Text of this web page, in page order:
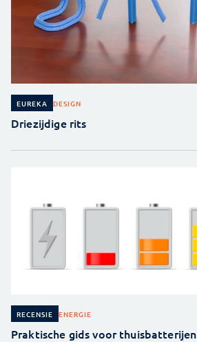
EUREKA DESIGN
Driezijdige rits
RECENSIE ENERGIE
Praktische gids voor thuisbatterijen